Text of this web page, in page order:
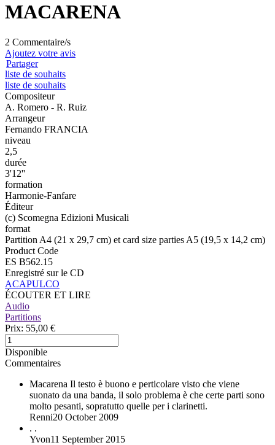
MACARENA
2 Commentaire/s
Ajoutez votre avis
Partager
liste de souhaits
liste de souhaits
Compositeur
A. Romero - R. Ruiz
Arrangeur
Fernando FRANCIA
niveau
2,5
durée
3'12''
formation
Harmonie-Fanfare
Éditeur
(c) Scomegna Edizioni Musicali
format
Partition A4 (21 x 29,7 cm) et card size parties A5 (19,5 x 14,2 cm)
Product Code
ES B562.15
Enregistré sur le CD
ACAPULCO
ÉCOUTER ET LIRE
Audio
Partitions
Prix: 55,00 €
Disponible
Commentaires
Macarena Il testo è buono e perticolare visto che viene
suonato da una banda, il solo problema è che certe parti sono
molto pesanti, sopratutto quelle per i clarinetti.
Renni20 October 2009
. .
Yvon11 September 2015